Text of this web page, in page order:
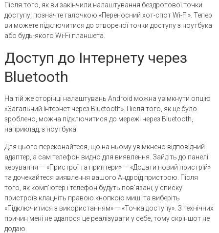
Після того, як ви закінчили налаштування бездротової точки
доступу, позначте галочкою «Переносний хот-спот Wi-Fi». Тепер
ви можете підключитися до створеної точки доступу з ноутбука
або будь-якого Wi-Fi планшета.
Доступ до Інтернету через
Bluetooth
На тій же сторінці налаштувань Android можна увімкнути опцію
«Загальний Інтернет через Bluetooth». Після того, як це було
зроблено, можна підключитися до мережі через Bluetooth,
наприклад, з ноутбука.
Для цього переконайтеся, що на ньому увімкнено відповідний
адаптер, а сам телефон видно для виявлення. Зайдіть до панелі
керування — «Пристрої та принтери» — «Додати новий пристрій»
та дочекайтеся виявлення вашого Андроїд пристрою. Після
того, як комп’ютер і телефон будуть пов’язані, у списку
пристроїв клацніть правою кнопкою миші та виберіть
«Підключитися з використанням» — «Точка доступу». З технічних
причин мені не вдалося це реалізувати у себе, тому скріншот не
додаю.